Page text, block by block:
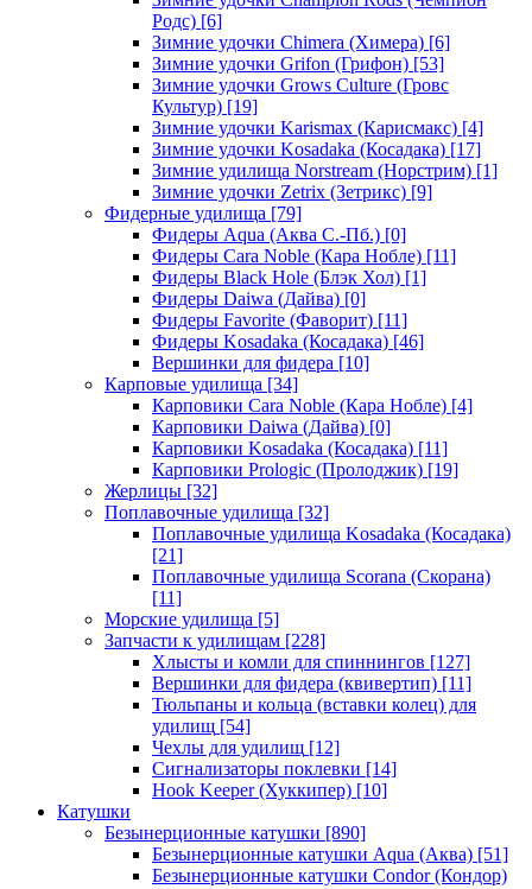
Родс) [6]
Зимние удочки Chimera (Химера) [6]
Зимние удочки Grifon (Грифон) [53]
Зимние удочки Grows Culture (Гровс
Культур) [19]
Зимние удочки Karismax (Карисмакс) [4]
Зимние удочки Kosadaka (Косадака) [17]
Зимние удилища Norstream (Норстрим) [1]
Зимние удочки Zetrix (Зетрикс) [9]
Фидерные удилища [79]
Фидеры Aqua (Аква С.-Пб.) [0]
Фидеры Cara Noble (Кара Нобле) [11]
Фидеры Black Hole (Блэк Хол) [1]
Фидеры Daiwa (Дайва) [0]
Фидеры Favorite (Фаворит) [11]
Фидеры Kosadaka (Косадака) [46]
Вершинки для фидера [10]
Карповые удилища [34]
Карповики Cara Noble (Кара Нобле) [4]
Карповики Daiwa (Дайва) [0]
Карповики Kosadaka (Косадака) [11]
Карповики Prologic (Пролоджик) [19]
Жерлицы [32]
Поплавочные удилища [32]
Поплавочные удилища Kosadaka (Косадака)
[21]
Поплавочные удилища Scorana (Скорана)
[11]
Морские удилища [5]
Запчасти к удилищам [228]
Хлысты и комли для спиннингов [127]
Вершинки для фидера (квивертип) [11]
Тюльпаны и кольца (вставки колец) для
удилищ [54]
Чехлы для удилищ [12]
Сигнализаторы поклевки [14]
Hook Keeper (Хуккипер) [10]
Катушки
Безынерционные катушки [890]
Безынерционные катушки Aqua (Аква) [51]
Безынерционные катушки Condor (Кондор)